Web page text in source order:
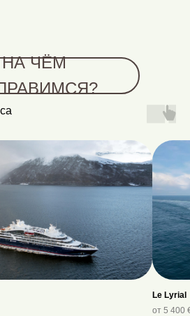
НА ЧЁМ
Le Lyrial
от 5 400